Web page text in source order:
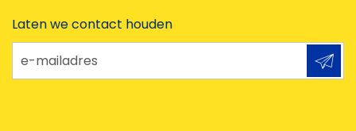
Laten we contact houden
e-mailadres